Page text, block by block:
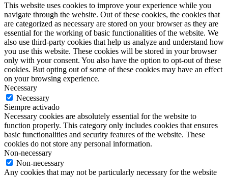
This website uses cookies to improve your experience while you
navigate through the website. Out of these cookies, the cookies that
are categorized as necessary are stored on your browser as they are
essential for the working of basic functionalities of the website. We
also use third-party cookies that help us analyze and understand how
you use this website. These cookies will be stored in your browser
only with your consent. You also have the option to opt-out of these
cookies. But opting out of some of these cookies may have an effect
on your browsing experience.
Necessary
Necessary
Siempre activado
Necessary cookies are absolutely essential for the website to
function properly. This category only includes cookies that ensures
basic functionalities and security features of the website. These
cookies do not store any personal information.
Non-necessary
Non-necessary
Any cookies that may not be particularly necessary for the website